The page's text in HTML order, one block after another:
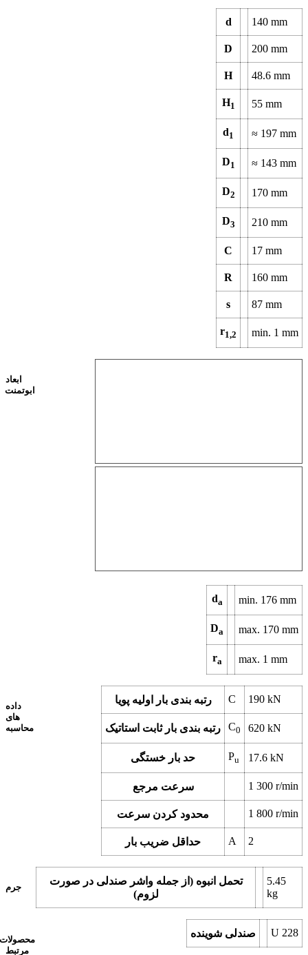
d 140 mm
D 200 mm
H 48.6 mm
H1 55 mm
d1 ≈ 197 mm
D1 ≈ 143 mm
D2 170 mm
D3 210 mm
C 17 mm
R 160 mm
s 87 mm
r1,2 min. 1 mm
ابعاد
ابوتمنت
da min. 176 mm
Da max. 170 mm
ra max. 1 mm
داده
های
محاسبه
رتبه بندی بار اولیه پویا C 190 kN
رتبه بندی بار ثابت استاتیک C0 620 kN
حد بار خستگی Pu 17.6 kN
سرعت مرجع 1 300 r/min
محدود کردن سرعت 1 800 r/min
حداقل ضریب بار A 2
جرم
تحمل انبوه (از جمله واشر صندلی در صورت
لزوم)
5.45
kg
محصولات
مرتبط
صندلی شوینده U 228